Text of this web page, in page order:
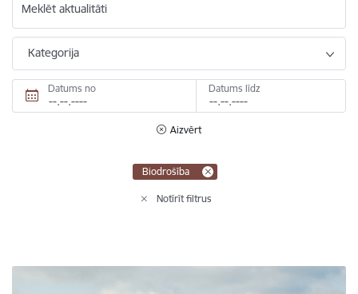
Meklēt aktualitāti
Kategorija
Datums no Datums līdz
Aizvērt
Biodrošība
Notīrīt filtrus